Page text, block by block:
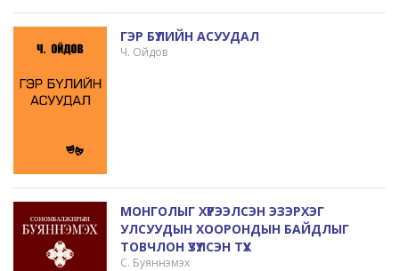
ГЭР БҮЛИЙН АСУУДАЛ
Ч. Ойдов
МОНГОЛЫГ ХҮРЭЭЛСЭН ЭЗЭРХЭГ
УЛСУУДЫН ХООРОНДЫН БАЙДЛЫГ
ТОВЧЛОН ҮЗҮҮЛСЭН ТҮҮХ
С. Буяннэмэх